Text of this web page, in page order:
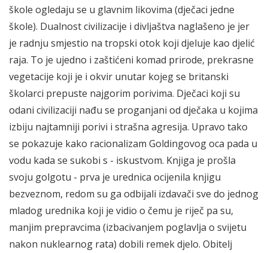
škole ogledaju se u glavnim likovima (dječaci jedne
škole). Dualnost civilizacije i divljaštva naglašeno je jer
je radnju smjestio na tropski otok koji djeluje kao djelić
raja. To je ujedno i zaštićeni komad prirode, prekrasne
vegetacije koji je i okvir unutar kojeg se britanski
školarci prepuste najgorim porivima. Dječaci koji su
odani civilizaciji nađu se proganjani od dječaka u kojima
izbiju najtamniji porivi i strašna agresija. Upravo tako
se pokazuje kako racionalizam Goldingovog oca pada u
vodu kada se sukobi s - iskustvom. Knjiga je prošla
svoju golgotu - prva je urednica ocijenila knjigu
bezveznom, redom su ga odbijali izdavači sve do jednog
mladog urednika koji je vidio o čemu je riječ pa su,
manjim prepravcima (izbacivanjem poglavlja o svijetu
nakon nuklearnog rata) dobili remek djelo. Obitelj